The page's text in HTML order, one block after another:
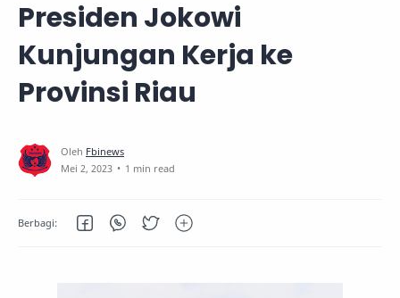
Presiden Jokowi
Kunjungan Kerja ke
Provinsi Riau
1 min read